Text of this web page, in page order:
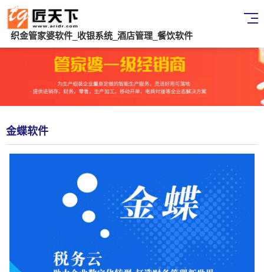
织金管家婆软件_收银系统_酒店管理_餐饮软件
金蝶软件